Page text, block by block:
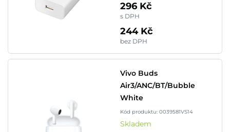
296 Kč
s DPH
244 Kč
bez DPH
Vivo Buds
Air3/ANC/BT/Bubble
White
Kód produktu: 0039581VS14
Skladem